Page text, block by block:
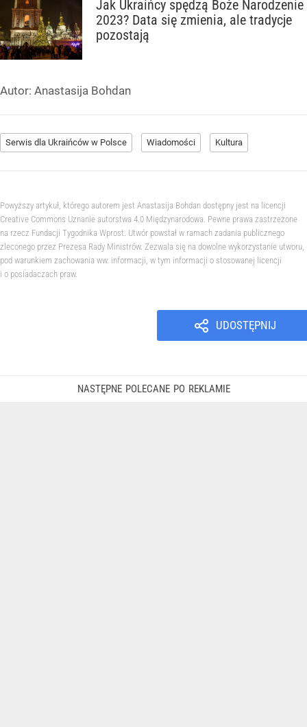
Jak Ukraińcy spędzą Boże Narodzenie
2023? Data się zmienia, ale tradycje
pozostają
Autor: Anastasija Bohdan
Serwis dla Ukraińców w Polsce Wiadomości Kultura
Powyższy artykuł, którego autorem jest Anastasija Bohdan dostępny jest na licencji
Creative Commons Uznanie autorstwa 4.0 Międzynarodowa. Pewne prawa zastrzeżone
na rzecz Fundacji Tygodnika Wprost. Utwór powstał w ramach zadania publicznego
zleconego przez Prezesa Rady Ministrów. Zezwala się na dowolne wykorzystanie utworu,
pod warunkiem zachowania ww. informacji, w tym informacji o stosowanej licencji
i o posiadaczach praw.
UDOSTĘPNIJ